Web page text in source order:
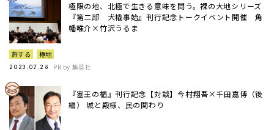
極限の地、北極で生きる意味を問う。裸の大地シリーズ
『第二部 犬橇事始』刊行記念トークイベント開催 角
幡唯介×竹沢うるま
旅する 極地
2023.07.28 PR by 集英社
『塞王の楯』刊行記念【対談】今村翔吾×千田嘉博（後
編） 城と殿様、民の関わり